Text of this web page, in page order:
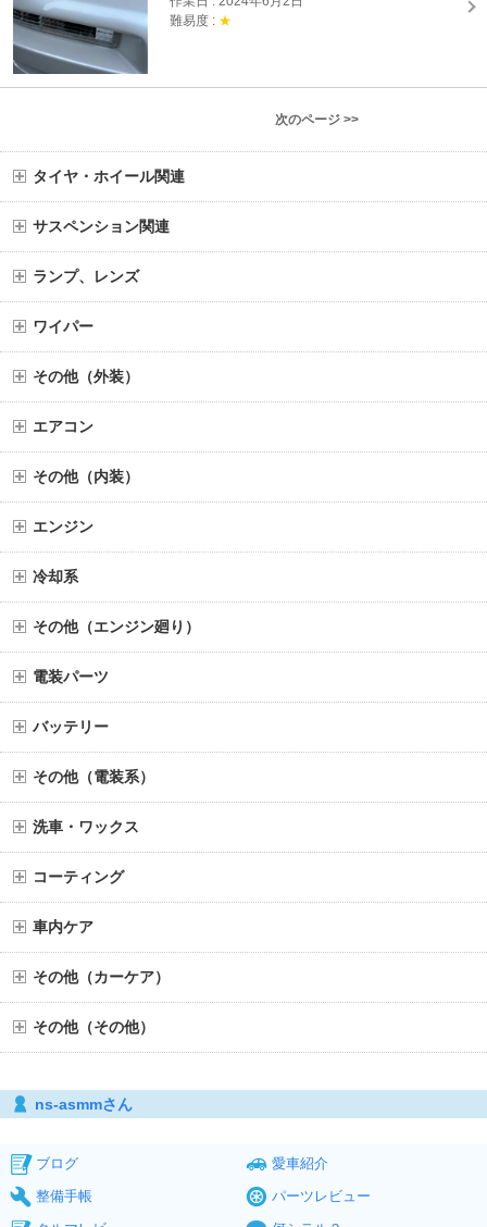
難易度 : ★
次のページ >>
タイヤ・ホイール関連
サスペンション関連
ランプ、レンズ
ワイパー
その他（外装）
エアコン
その他（内装）
エンジン
冷却系
その他（エンジン廻り）
電装パーツ
バッテリー
その他（電装系）
洗車・ワックス
コーティング
車内ケア
その他（カーケア）
その他（その他）
ns-asmmさん
ブログ
愛車紹介
整備手帳
パーツレビュー